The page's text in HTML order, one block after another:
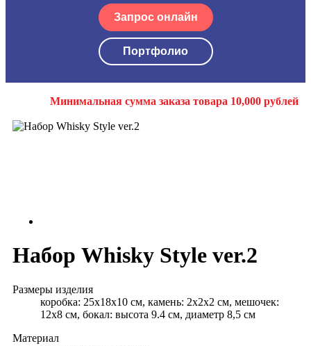
Запрос онлайн
Портфолио
Минимальная сумма заказа товара 10,000 рублей
Набор Whisky Style ver.2
Размеры изделия
коробка: 25х18х10 см, камень: 2х2х2 см, мешочек:
12х8 см, бокал: высота 9.4 см, диаметр 8,5 см
Материал